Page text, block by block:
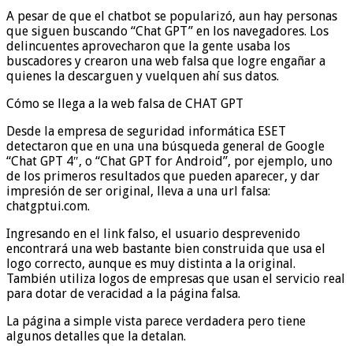
A pesar de que el chatbot se popularizó, aun hay personas
que siguen buscando “Chat GPT” en los navegadores. Los
delincuentes aprovecharon que la gente usaba los
buscadores y crearon una web falsa que logre engañar a
quienes la descarguen y vuelquen ahí sus datos.
Cómo se llega a la web falsa de CHAT GPT
Desde la empresa de seguridad informática ESET
detectaron que en una una búsqueda general de Google
“Chat GPT 4″, o “Chat GPT for Android”, por ejemplo, uno
de los primeros resultados que pueden aparecer, y dar
impresión de ser original, lleva a una url falsa:
chatgptui.com.
Ingresando en el link falso, el usuario desprevenido
encontrará una web bastante bien construida que usa el
logo correcto, aunque es muy distinta a la original.
También utiliza logos de empresas que usan el servicio real
para dotar de veracidad a la página falsa.
La página a simple vista parece verdadera pero tiene
algunos detalles que la detalan.